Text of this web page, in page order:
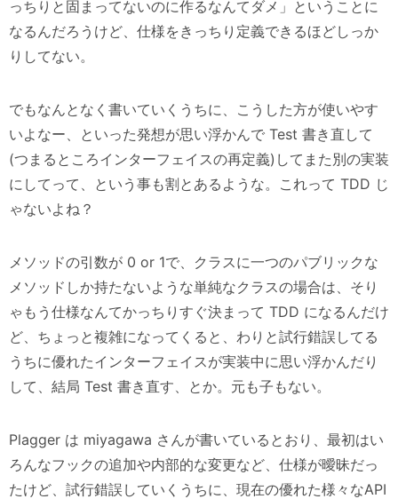
っちりと固まってないのに作るなんてダメ」ということに
なるんだろうけど、仕様をきっちり定義できるほどしっか
りしてない。
でもなんとなく書いていくうちに、こうした方が使いやす
いよなー、といった発想が思い浮かんで Test 書き直して
(つまるところインターフェイスの再定義)してまた別の実装
にしてって、という事も割とあるような。これって TDD じ
ゃないよね？
メソッドの引数が 0 or 1で、クラスに一つのパブリックな
メソッドしか持たないような単純なクラスの場合は、そり
ゃもう仕様なんてかっちりすぐ決まって TDD になるんだけ
ど、ちょっと複雑になってくると、わりと試行錯誤してる
うちに優れたインターフェイスが実装中に思い浮かんだり
して、結局 Test 書き直す、とか。元も子もない。
Plagger は miyagawa さんが書いているとおり、最初はい
ろんなフックの追加や内部的な変更など、仕様が曖昧だっ
たけど、試行錯誤していくうちに、現在の優れた様々なAPI